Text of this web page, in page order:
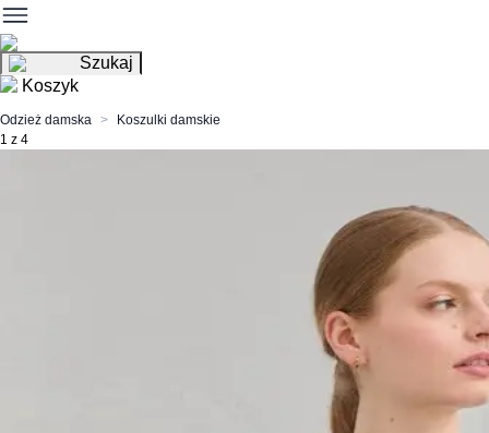
Szukaj
Koszyk
Odzież damska
Koszulki damskie
1 z 4